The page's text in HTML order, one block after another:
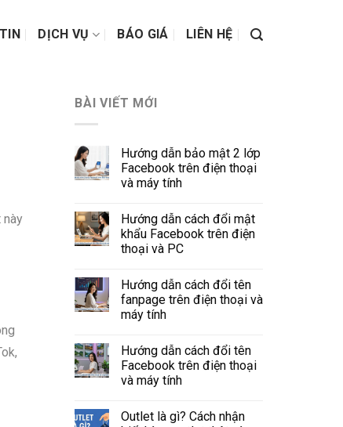
DỊCH VỤ BÁO GIÁ LIÊN HỆ
này
BÀI VIẾT MỚI
Hướng dẫn bảo mật 2 lớp
Facebook trên điện thoại
và máy tính
Hướng dẫn cách đổi mật
khẩu Facebook trên điện
thoại và PC
Hướng dẫn cách đổi tên
fanpage trên điện thoại và
máy tính
Hướng dẫn cách đổi tên
Facebook trên điện thoại
và máy tính
Outlet là gì? Cách nhận